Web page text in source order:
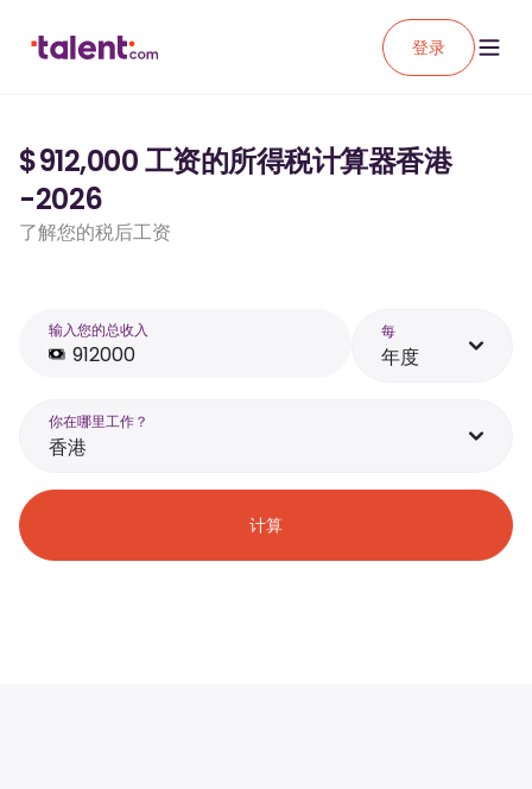
登录
$912,000 工资的所得税计算器香港
-2026
了解您的税后工资
输入您的总收入 每
年度
你在哪里工作？
香港
计算